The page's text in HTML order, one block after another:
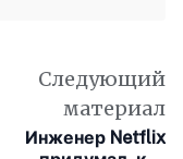
Следующий
материал
Инженер Netflix